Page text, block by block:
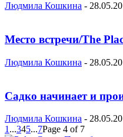
Людмила Кошкина -
Место встречи/The
Людмила Кошкина -
Садко начинает и
Людмила Кошкина -
1 ...345...7Page 4 of 7